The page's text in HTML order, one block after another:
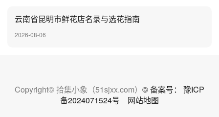
云南省昆明市鲜花店名录与选花指南
2026-08-06
Copyright© 拾集小象（51sjxx.com） © 备案号： 豫ICP
备2024071524号
网站地图